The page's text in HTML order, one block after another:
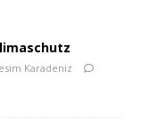
Karadeniz